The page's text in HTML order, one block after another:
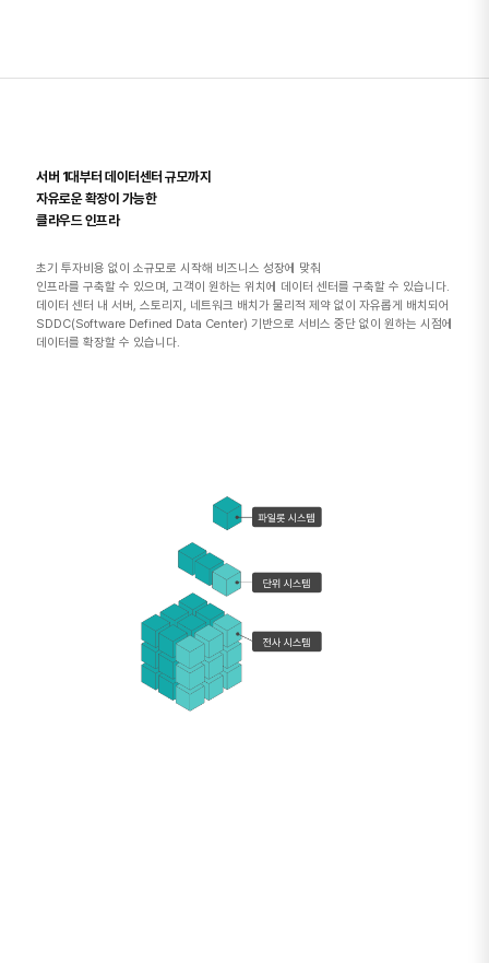
서버 1대부터 데이터센터 규모까지
자유로운 확장이 가능한
클라우드 인프라
초기 투자비용 없이 소규모로 시작해 비즈니스 성장에 맞춰
인프라를 구축할 수 있으며, 고객이 원하는 위치에 데이터 센터를 구축할 수 있습니다.
데이터 센터 내 서버, 스토리지, 네트워크 배치가 물리적 제약 없이 자유롭게 배치되어
SDDC(Software Defined Data Center) 기반으로 서비스 중단 없이 원하는 시점에
데이터를 확장할 수 있습니다.